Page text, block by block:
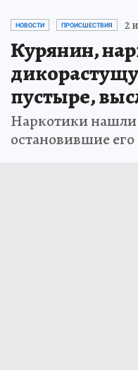
НОВОСТИ ПРОИСШЕСТВИЯ 2
Курянин,
пустыре,
Наркотики
остановившие